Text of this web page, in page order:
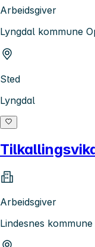
Arbeidsgiver
Lyngdal kommune
Sted
Lyngdal
Arbeidsgiver
Lindesnes kommune